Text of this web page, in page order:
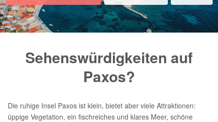
Sehenswürdigkeiten auf
Paxos?
Die ruhige Insel Paxos ist klein, bietet aber viele Attraktionen:
üppige Vegetation, ein fischreiches und klares Meer, schöne